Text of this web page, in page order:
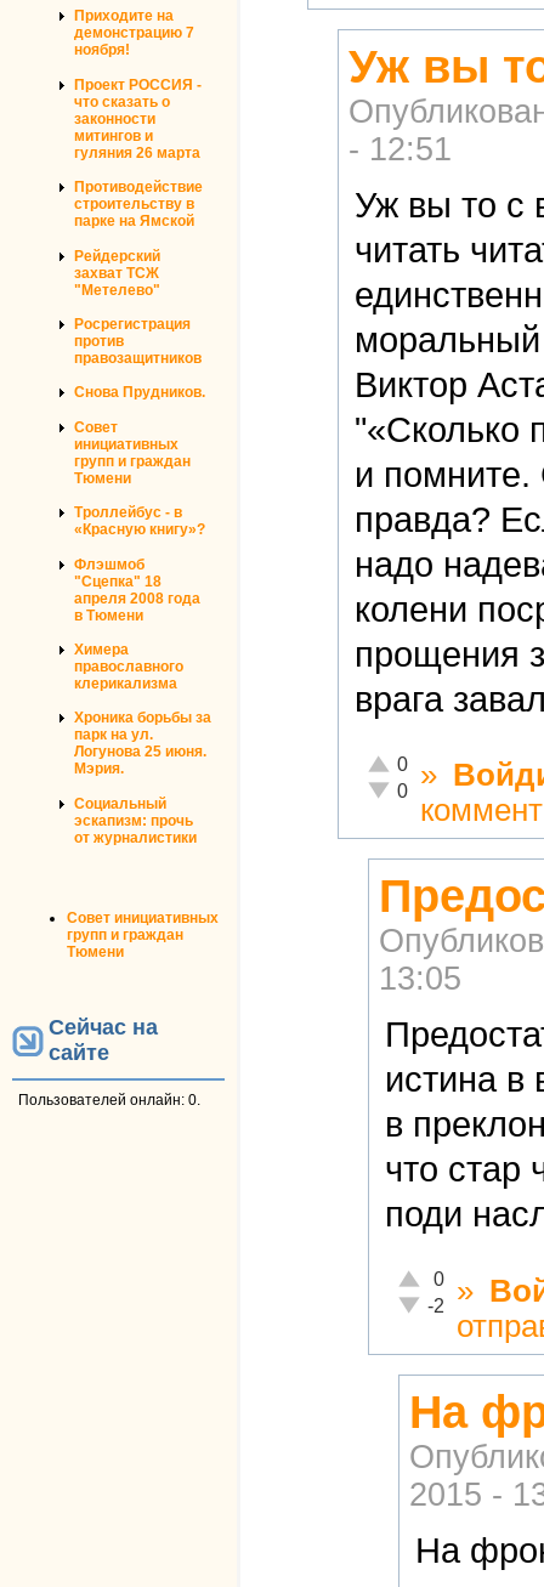
Приходите на
демонстрацию 7
ноября!
Проект РОССИЯ -
что сказать о
законности
митингов и
гуляния 26 марта
Противодействие
строительству в
парке на Ямской
Рейдерский
захват ТСЖ
"Метелево"
Росрегистрация
против
правозащитников
Снова Прудников.
Совет
инициативных
групп и граждан
Тюмени
Троллейбус - в
«Красную книгу»?
Флэшмоб
"Сцепка" 18
апреля 2008 года
в Тюмени
Химера
православного
клерикализма
Хроника борьбы за
парк на ул.
Логунова 25 июня.
Мэрия.
Социальный
эскапизм: прочь
от журналистики
Совет инициативных
групп и граждан
Тюмени
Сейчас на
сайте
Пользователей онлайн: 0.
Уж вы
- 12:51
Уж вы то с
читать
моральный
Виктор
"«Сколько
и
правда?
надо
колени
прощения
врага
Отлично!
0
Неадекватно!
0 »
13:05
истина в
в
что стар
поди
Отлично!
0
Неадекватно!
-2 »
На
2015 -
На